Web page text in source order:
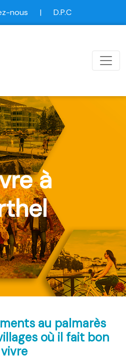
nous | D.P.C
à
au palmarès
où il fait bon
vivre